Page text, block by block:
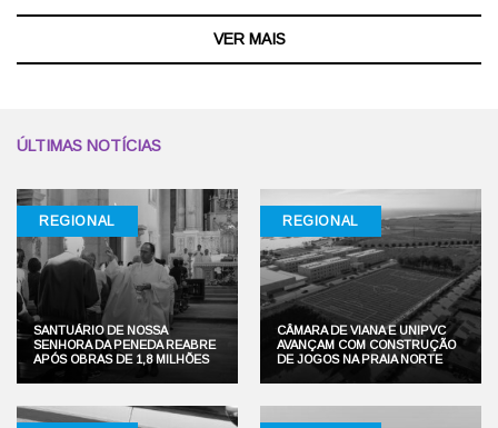
VER MAIS
ÚLTIMAS NOTÍCIAS
REGIONAL
SANTUÁRIO DE NOSSA
SENHORA DA PENEDA REABRE
APÓS OBRAS DE 1,8 MILHÕES
REGIONAL
CÂMARA DE VIANA E UNIPVC
AVANÇAM COM CONSTRUÇÃO
DE JOGOS NA PRAIA NORTE